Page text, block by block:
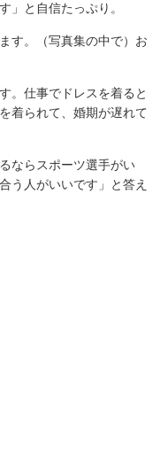
」と自信たっぷり。
す。（写真集の中で）お
。仕事でドレスを着ると
着られて、婚期が遅れて
ならスポーツ選手がい
う人がいいです」と答え